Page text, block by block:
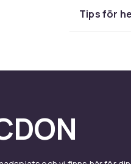
för att
Tips för